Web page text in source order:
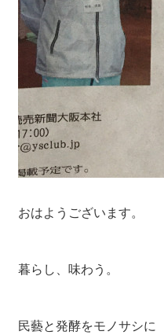
おはようございます。
暮らし、味わう。
民藝と発酵をモノサシに